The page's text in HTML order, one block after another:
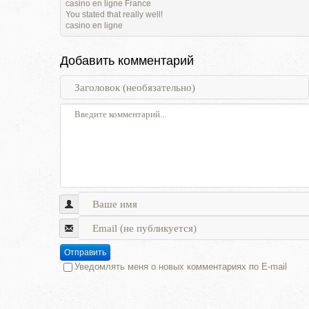
casino en ligne France
You stated that really well!
casino en ligne
Добавить комментарий
Отправить
Уведомлять меня о новых комментариях по E-mail